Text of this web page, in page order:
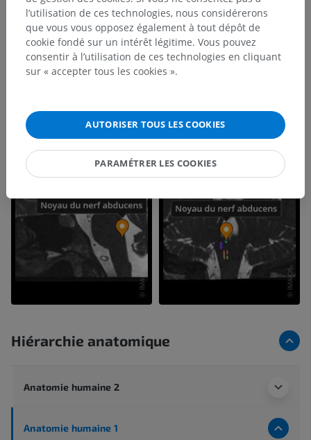
Hiérarchie anatomique
Anatomie humaine 2
Anatomie humaine 1
l’utilisation de ces technologies, nous considérerons
que vous vous opposez également à tout dépôt de
cookie fondé sur un intérêt légitime. Vous pouvez
consentir à l’utilisation de ces technologies en cliquant
sur « accepter tous les cookies ».
AUTORISER TOUS LES COOKIES
PARAMÉTRER LES COOKIES